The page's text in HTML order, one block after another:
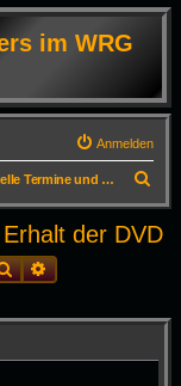
im WRG
Anmelden
Aktuelle Termine und Infos zum Erhalt der DVD
u
c
der DVD
SucheErweiterte Suche